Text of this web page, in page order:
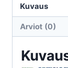
600MM
0602SGN
määrä
Kuvaus
Arviot (0)